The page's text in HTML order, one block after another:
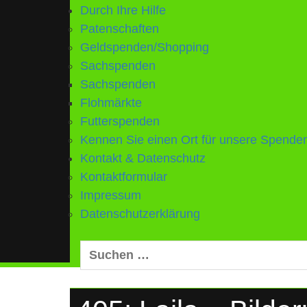
Durch Ihre Hilfe
Patenschaften
Geldspenden/Shopping
Sachspenden
Sachspenden
Flohmärkte
Futterspenden
Kennen Sie einen Ort für unsere
Kontakt & Datenschutz
Kontaktformular
Impressum
Datenschutzerklärung
Suchen
nach: